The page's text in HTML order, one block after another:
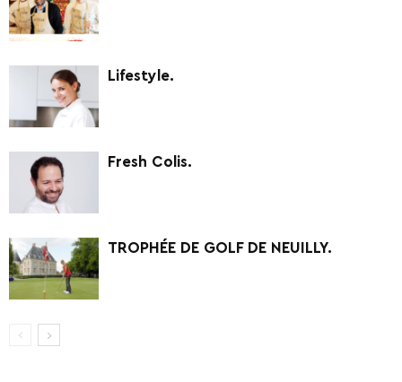
Lifestyle.
Fresh Colis.
TROPHÉE DE GOLF DE NEUILLY.